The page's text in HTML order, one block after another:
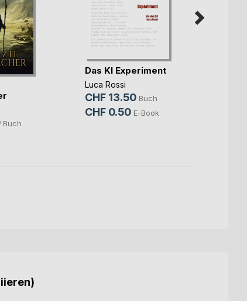
Buch
Das KI Experiment
Luca Rossi
CHF 13.50 Buch
CHF 0.50 E-Book